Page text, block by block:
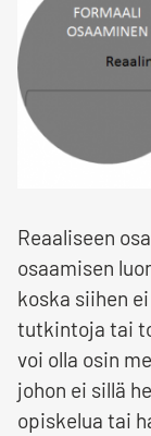
Reaaliseen
osaamisen
koska siihen
tutkintoja tai
voi olla osin
johon ei sillä
opiskelua tai